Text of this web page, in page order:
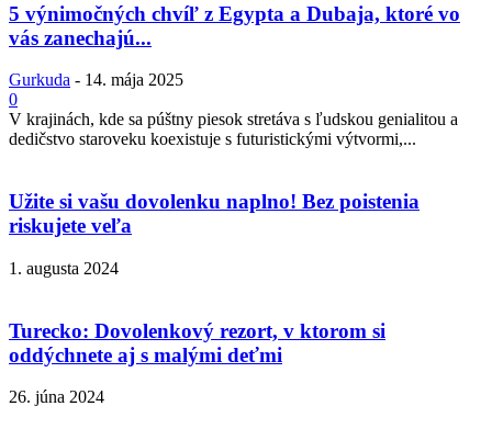
5 výnimočných chvíľ z Egypta a Dubaja, ktoré vo
vás zanechajú...
Gurkuda - 14. mája 2025
0
V krajinách, kde sa púštny piesok stretáva s ľudskou genialitou a
dedičstvo staroveku koexistuje s futuristickými výtvormi,...
Užite si vašu dovolenku naplno! Bez poistenia
riskujete veľa
1. augusta 2024
Turecko: Dovolenkový rezort, v ktorom si
oddýchnete aj s malými deťmi
26. júna 2024